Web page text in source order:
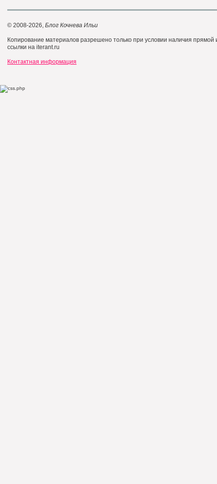
© 2008-2026, Блог Кочнева Ильи
Копирование материалов разрешено только при условии наличия прямой
ссылки на iterant.ru
Контактная информация